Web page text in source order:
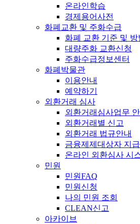
온라인학습
경제용어사전
화폐교환 및 주화수급
화폐 교환 기준 및 방
대량주화 교환신청
주화수급정보센터
화폐박물관
이용안내
예약하기
외환거래 심사
외환거래심사업무
외환거래별 신고
외환거래 법규안내
금융제제대상자 지
온라인 외환심사 시
민원
민원FAQ
민원신청
나의 민원 조회
CLEAN신고
아카이브